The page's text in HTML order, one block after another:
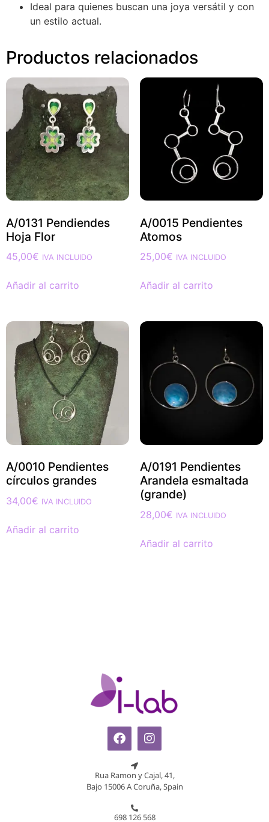
Ideal para quienes buscan una joya versátil y con
un estilo actual.
Productos relacionados
A/0131 Pendiendes
Hoja Flor
45,00€ IVA INCLUIDO
Añadir al carrito
A/0015 Pendientes
Atomos
25,00€ IVA INCLUIDO
Añadir al carrito
A/0010 Pendientes
círculos grandes
34,00€ IVA INCLUIDO
Añadir al carrito
A/0191 Pendientes
Arandela esmaltada
(grande)
28,00€ IVA INCLUIDO
Añadir al carrito
Rua Ramon y Cajal, 41,
Bajo 15006 A Coruña, Spain
698 126 568